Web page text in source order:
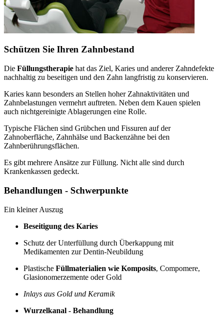
Schützen Sie Ihren Zahnbestand
Die Füllungstherapie hat das Ziel, Karies und anderer Zahndefekte
nachhaltig zu beseitigen und den Zahn langfristig zu konservieren.
Karies kann besonders an Stellen hoher Zahnaktivitäten und
Zahnbelastungen vermehrt auftreten. Neben dem Kauen spielen
auch nichtgereinigte Ablagerungen eine Rolle.
Typische Flächen sind Grübchen und Fissuren auf der
Zahnoberfläche, Zahnhälse und Backenzähne bei den
Zahnberührungsflächen.
Es gibt mehrere Ansätze zur Füllung. Nicht alle sind durch
Krankenkassen gedeckt.
Behandlungen - Schwerpunkte
Ein kleiner Auszug
Beseitigung des Karies
Schutz der Unterfüllung durch Überkappung mit
Medikamenten zur Dentin-Neubildung
Plastische Füllmaterialien wie Komposits, Compomere,
Glasionomerzemente oder Gold
Inlays aus Gold und Keramik
Wurzelkanal - Behandlung